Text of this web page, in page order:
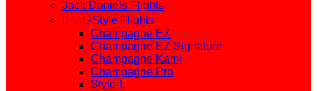
Jack Daniels Flights
  L-Style Flights
Champagne EZ
Champagne EZ Signature
Champagne Kami
Champagne Pro
Style-L